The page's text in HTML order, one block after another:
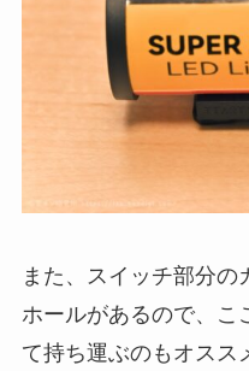
また、スイッチ部分
ホールがあるので、こ
て持ち運ぶのもオスス